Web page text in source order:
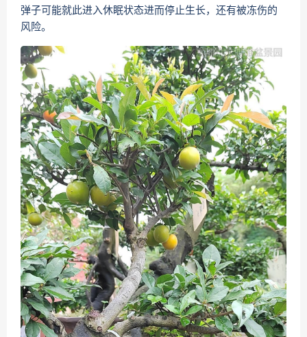
弹子可能就此进入休眠状态进而停止生长，还有被冻伤的
风险。